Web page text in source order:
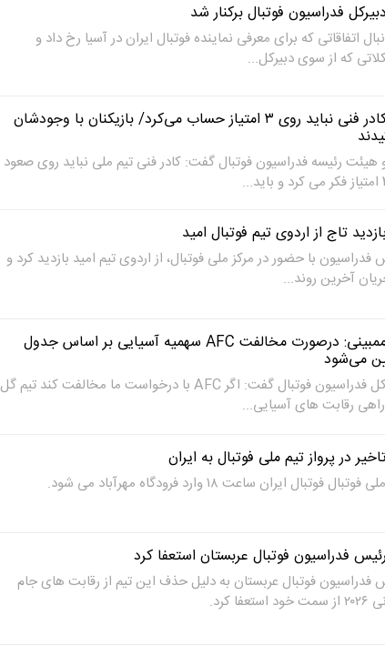
دبیرکل فدراسیون فوتبال برکنار شد
اتفاقاتی که برای معرفی نماینده فوتبال ایران در آسیا رخ داد و
که از سوی دبیرکل...
کادر فنی نباید روی ۳ امتیاز حساب می‌کرد/ بازیکنان با وجودشان
رئیسه فدراسیون فوتبال گفت: کادر فنی تیم ملی نباید روی صعود
تاج از اردوی تیم فوتبال امید
فدراسیون با حضور در مرکز ملی فوتبال، از اردوی تیم امید بازدید کرد و
آخرین روند...
ممبینی: درصورت مخالفت AFC سهمیه آسیایی بر اساس جدول
می‌شود
دبیرکل فدراسیون فوتبال گفت: اگر AFC با درخواست ما مخالفت کند تیم گل
رقابت های آسیایی...
در پرواز تیم ملی فوتبال به ایران
فوتبال ایران ساعت ۱۸ وارد فرودگاه مهرآباد می شود.
رئیس فدراسیون فوتبال عربستان استعفا کرد
فدراسیون فوتبال عربستان به دلیل حذف این تیم از رقابت های جام
کرد.